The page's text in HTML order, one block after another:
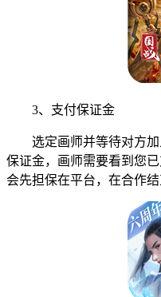
3、支付保证金
选定画师并等待对方加
保证金，画师需要看到您
会先担保在平台，在合作